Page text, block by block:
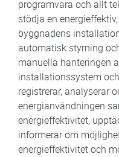
programvara och allt
stödja en
byggnadens
automatisk styrning
manuella hanteringen
installationssystem
registrerar, analyserar
energianvändningen
energieffektivitet,
informerar om
energieffektivitet och